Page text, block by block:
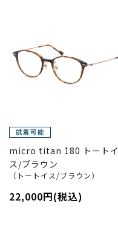
micro titan 180 トートイ
ス/ブラウン
（トートイス/ブラウン）
22,000円(税込)